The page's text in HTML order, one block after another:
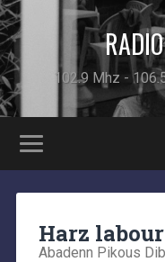
102.9 Mhz -
Harz
Abadenn Pikous